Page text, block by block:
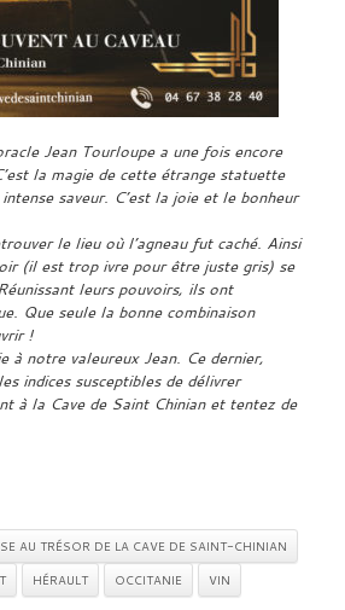
Jean Tourloupe a une fois encore
la magie de cette étrange statuette
saveur. C’est la joie et le bonheur
le lieu où l’agneau fut caché. Ainsi
(il est trop ivre pour être juste gris) se
leurs pouvoirs, ils ont
Que seule la bonne combinaison
!
à notre valeureux Jean. Ce dernier,
indices susceptibles de délivrer
à la Cave de Saint Chinian et tentez de
AU TRÉSOR DE LA CAVE DE SAINT-CHINIAN
HÉRAULT OCCITANIE VIN